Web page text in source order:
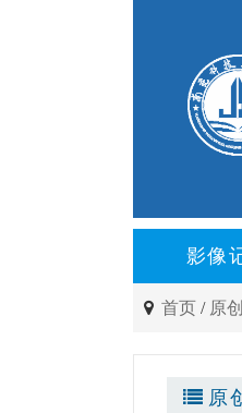
影像
首页 / 原
原